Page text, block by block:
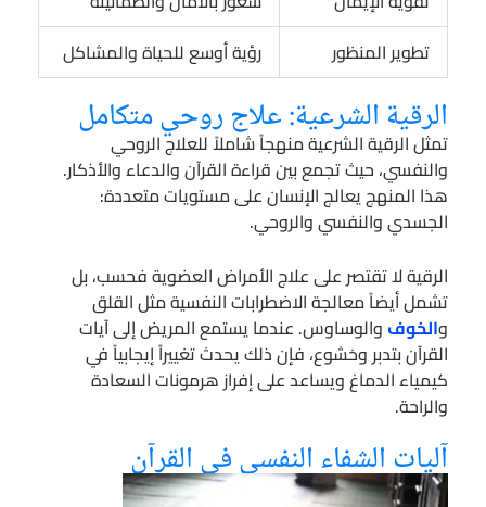
تطوير المنظور
رؤية أوسع للحياة والمشاكل
الرقية الشرعية: علاج روحي متكامل
تمثل الرقية الشرعية منهجاً شاملاً للعلاج الروحي
والنفسي، حيث تجمع بين قراءة القرآن والدعاء والأذكار.
هذا المنهج يعالج الإنسان على مستويات متعددة:
الجسدي والنفسي والروحي.
الرقية لا تقتصر على علاج الأمراض العضوية فحسب، بل
تشمل أيضاً معالجة الاضطرابات النفسية مثل القلق
والخوفوالوساوس. عندما يستمع المريض إلى آيات
القرآن بتدبر وخشوع، فإن ذلك يحدث تغييراً إيجابياً في
كيمياء الدماغ ويساعد على إفراز هرمونات السعادة
والراحة.
آليات الشفاء النفسي في القرآن